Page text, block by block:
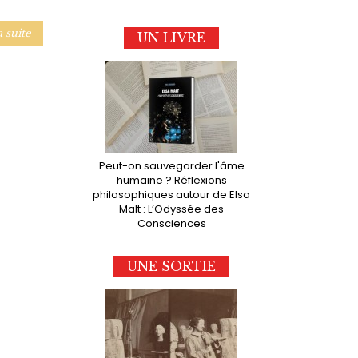
suite UN LIVRE
Peut-on sauvegarder l'âme
humaine ? Réflexions
philosophiques autour de Elsa
Malt : L’Odyssée des
Consciences
UNE SORTIE